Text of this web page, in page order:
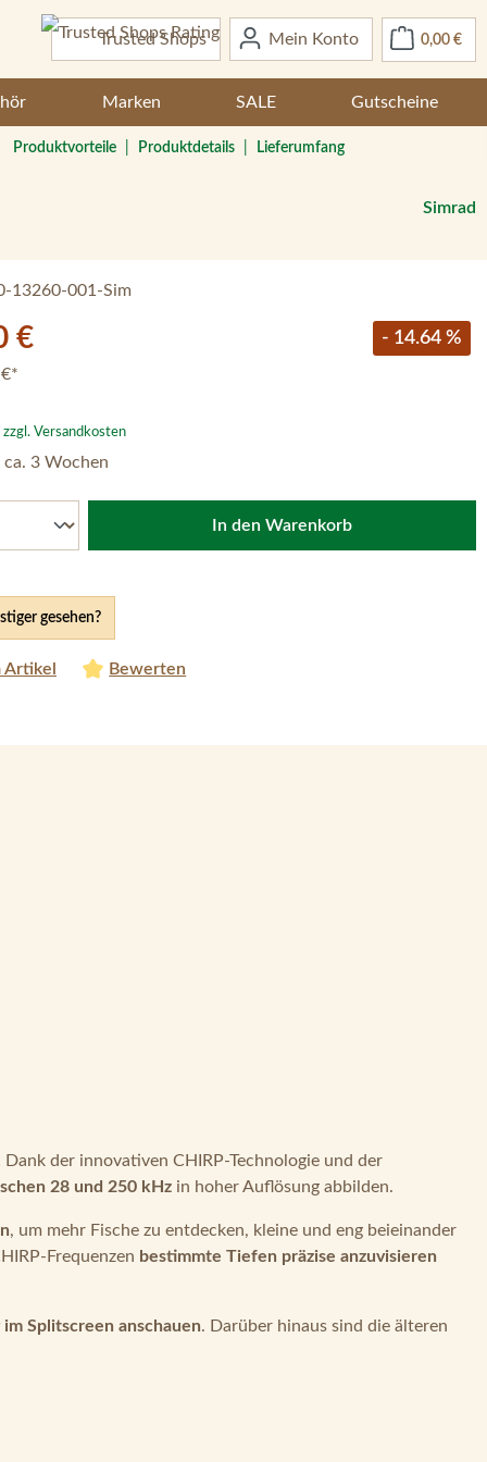
Trusted Shops Mein Konto 0,00 €
Marken SALE Gutscheine
Produktvorteile Produktdetails Lieferumfang
Simrad
13260-001-Sim
€ - 14.64 %
Versandkosten
gesehen?
Artikel Bewerten
3 Wochen
In den Warenkorb
der innovativen CHIRP-Technologie und der
28 und 250 kHz in hoher Auflösung abbilden.
, um mehr Fische zu entdecken, kleine und eng beieinander
Frequenzen bestimmte Tiefen präzise anzuvisieren
Splitscreen anschauen. Darüber hinaus sind die älteren